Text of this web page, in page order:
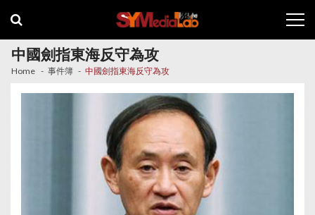
navigation
content
中國劍指東海反守為攻
Home 事件簿 中國劍指東海反守為攻